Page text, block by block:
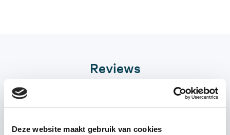
Deze website maakt gebruik van cookies
Reviews